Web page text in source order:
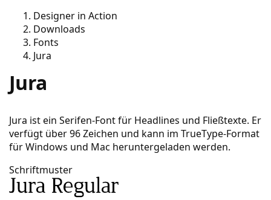
Designer in Action
Downloads
Fonts
Jura
Jura
Jura ist ein Serifen-Font für Headlines und Fließtexte. Er
verfügt über 96 Zeichen und kann im TrueType-Format
für Windows und Mac heruntergeladen werden.
Schriftmuster